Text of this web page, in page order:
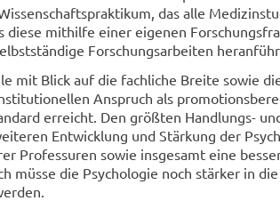
das alle
diese mit­hil­fe einer ei­ge­nen
For­schungs­ar­bei­ten
mit Blick auf die fach­li­che Brei­te sowie
An­spruch als
er­reicht. Den größ­ten Handlungs-​
Ent­wick­lung und Stär­kung der
Pro­fes­su­ren sowie ins­ge­samt eine
müsse die Psy­cho­lo­gie noch stär­ker in